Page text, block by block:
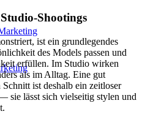
Shootings
ist ein grundlegendes
des Models passen und
erfüllen. Im Studio wirken
als im Alltag. Eine gut
ist deshalb ein zeitloser
sie lässt sich vielseitig stylen und